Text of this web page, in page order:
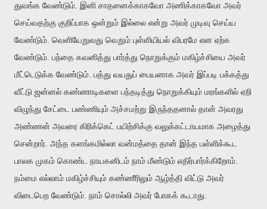
துவங்க வேண்டும். இனி சாதனைக்காகவோ அணிக்காகவோ அவர்
செய்வதற்கு குறிப்பாக ஒன்றும் இல்லை என்று அவர் முடிவு செய்ய
வேண்டும். வெளியேறுவது வெறும் புள்ளியியல் விபரமே என ஏற்க
வேண்டும். பந்தை கவனித்து பார்த்து நொறுக்கும் மகிழ்ச்சியை அவர்
மீட்டெடுக்க வேண்டும். பத்து வயதுப் பையனாக அவர் இப்படி பக்கத்து
வீட்டு ஜன்னல் கண்ணாடிகளை பந்தடித்து நொறுக்கியும் மரங்களில் ஏறி
விழுந்து சேட்டை பண்ணியும் அச்சமற்று இருந்ததனால் தான் அவரது
அண்ணன் அவரை கிரிக்கெட் பயிற்சிக்கு வலுக்கட்டாயமாக அழைத்து
சென்றார். அந்த களங்கமில்லா வன்மத்தை தான் இந்த பள்ளிக்கூட
பாலக முகம் கொண்ட நாயகனிடம் நாம் மீண்டும் எதிர்பார்க்கிறோம்.
நம்மை எல்லாம் மகிழ்ச்சியும் கண்ணீரிலும் ஆழ்த்தி விட்டு அவர்
விடைபெற வேண்டும். நாம் சொல்லி அவர் போகக் கூடாது.